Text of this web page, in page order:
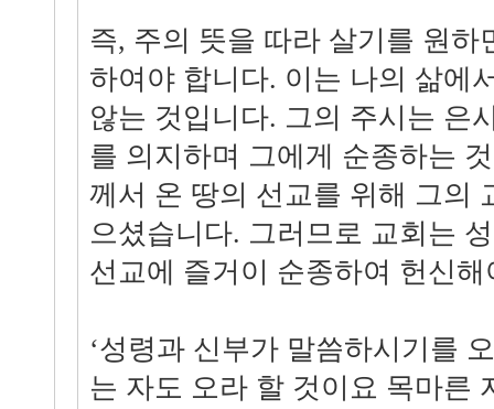
즉, 주의 뜻을 따라 살기를 원하
하여야 합니다. 이는 나의 삶에
않는 것입니다. 그의 주시는 은
를 의지하며 그에게 순종하는
께서 온 땅의 선교를 위해 그의
으셨습니다. 그러므로 교회는
선교에 즐거이 순종하여 헌신해
‘성령과 신부가 말씀하시기를
는 자도 오라 할 것이요 목마른